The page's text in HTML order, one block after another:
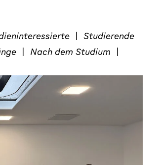
| Studierende
| Nach dem Studium |